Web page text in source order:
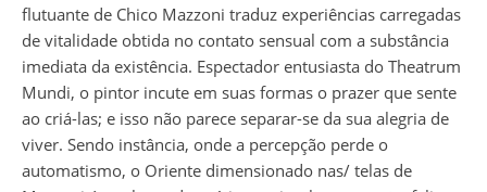
flutuante de Chico Mazzoni traduz experiências carregadas
de vitalidade obtida no contato sensual com a substância
imediata da existência. Espectador entusiasta do Theatrum
Mundi, o pintor incute em suas formas o prazer que sente
ao criá-las; e isso não parece separar-se da sua alegria de
viver. Sendo instância, onde a percepção perde o
automatismo, o Oriente dimensionado nas/ telas de